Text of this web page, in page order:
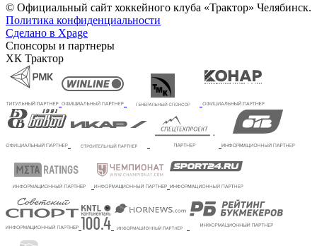
© Официальный сайт хоккейного клуба «Трактор» Челябинск.
Политика конфиденциальности
Сделано в Xpage
Спонсоры и партнеры
ХК Трактор